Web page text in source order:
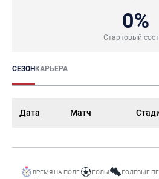
0%
Стартовый
СЕЗОНКАРЬЕРА
Дата Матч
ВРЕМЯ НА ПОЛЕ ГОЛЫ
ГОЛЕВЫЕ